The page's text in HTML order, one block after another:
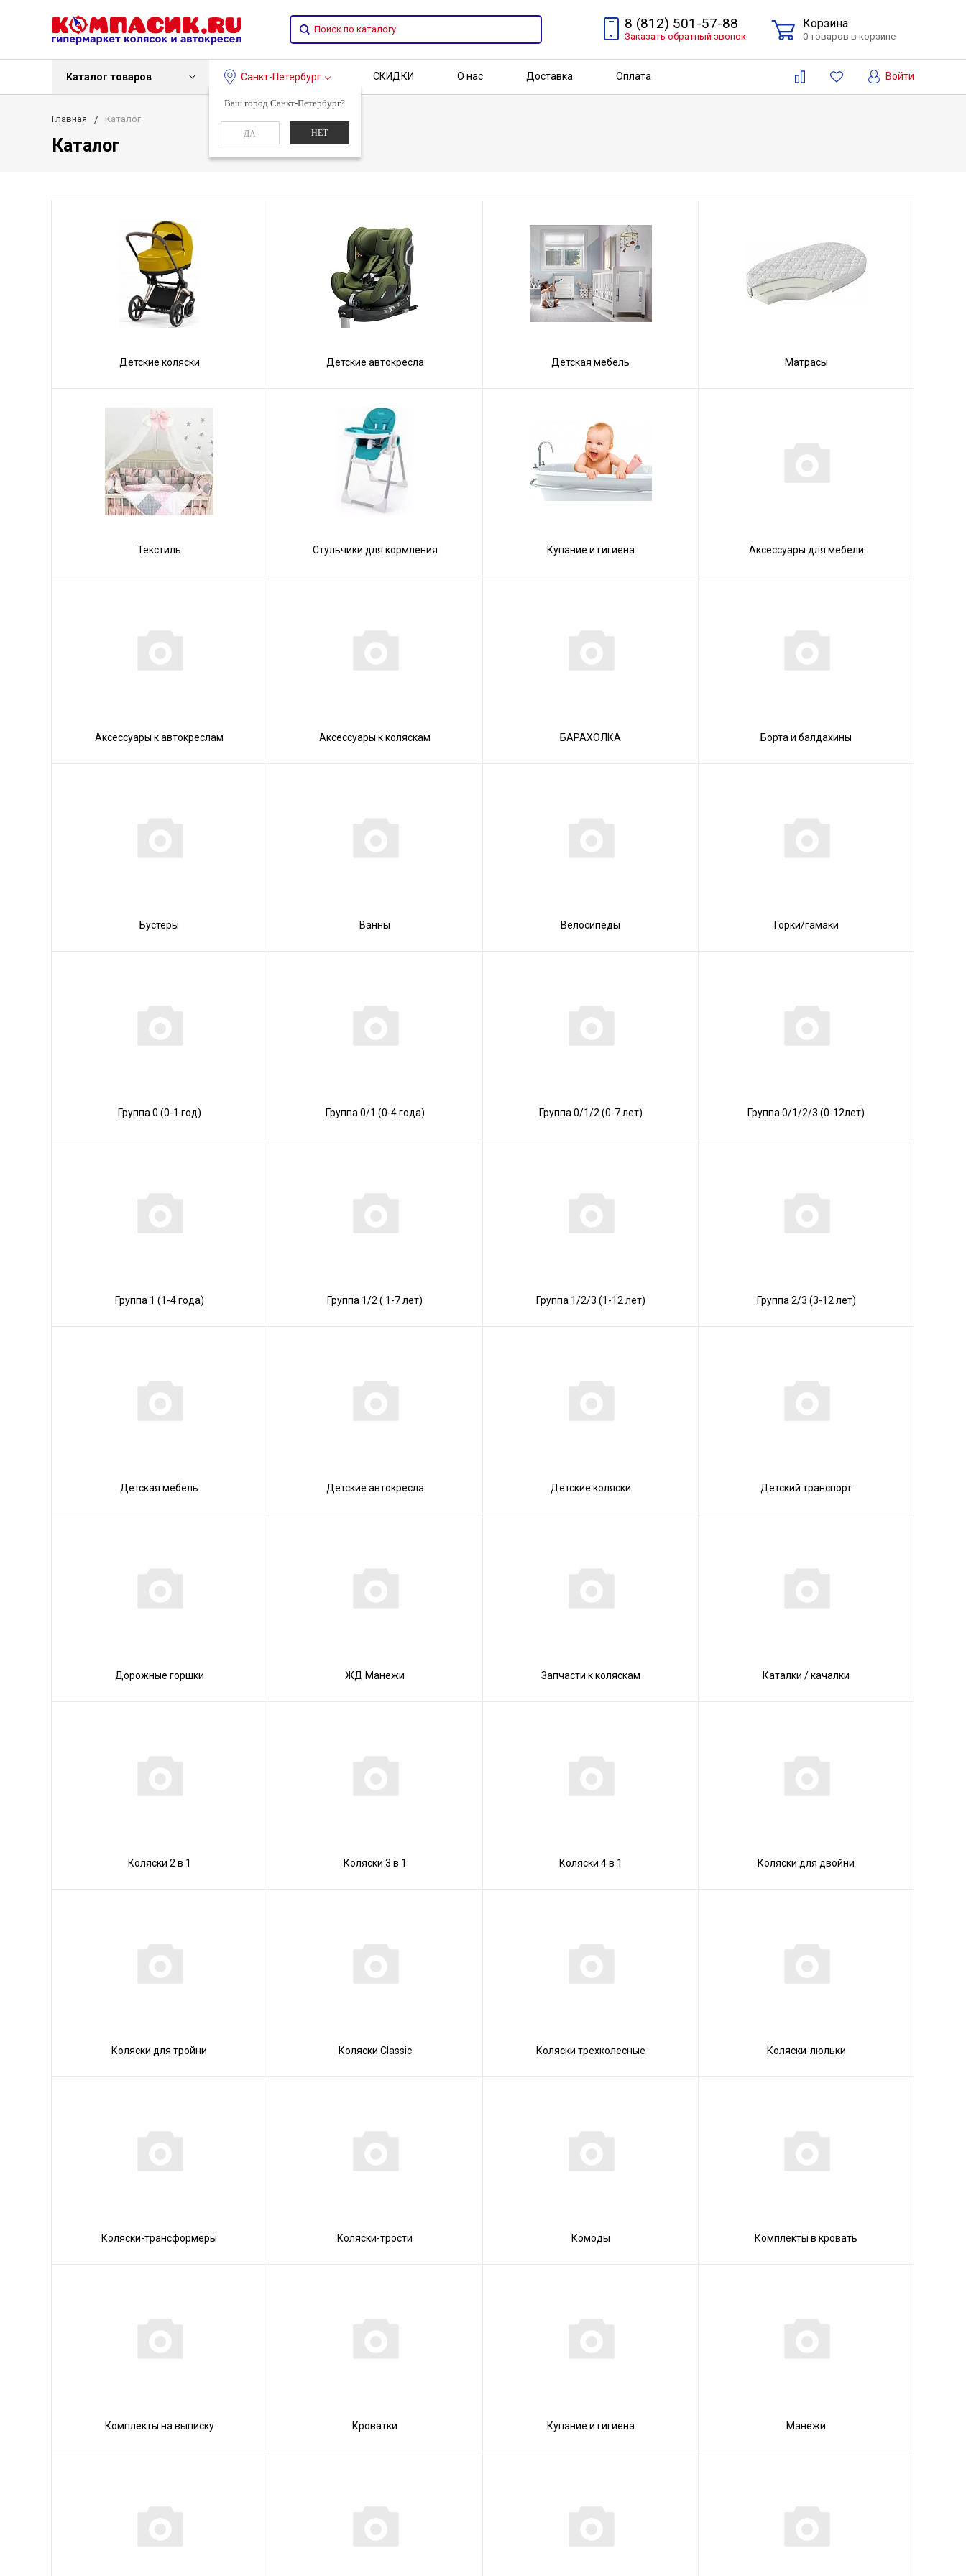
8 (812) 501-57-88
Заказать обратный звонок
Корзина
0 товаров в корзине
Каталог товаров Санкт-Петербург
Ваш город Санкт-Петербург?
ДА НЕТ
СКИДКИ О нас Доставка Оплата Войти
Главная Каталог
Каталог
Детские коляски Детские автокресла Детская мебель Матрасы
Текстиль Стульчики для кормления Купание и гигиена Аксессуары для мебели
Аксессуары к автокреслам Аксессуары к коляскам БАРАХОЛКА Борта и балдахины
Бустеры Ванны Велосипеды Горки/гамаки
Группа 0 (0-1 год) Группа 0/1 (0-4 года) Группа 0/1/2 (0-7 лет) Группа 0/1/2/3 (0-12лет)
Группа 1 (1-4 года) Группа 1/2 ( 1-7 лет) Группа 1/2/3 (1-12 лет) Группа 2/3 (3-12 лет)
Детская мебель Детские автокресла Детские коляски Детский транспорт
Дорожные горшки ЖД Манежи Запчасти к коляскам Каталки / качалки
Коляски 2 в 1 Коляски 3 в 1 Коляски 4 в 1 Коляски для двойни
Коляски для тройни Коляски Сlassic Коляски трехколесные Коляски-люльки
Коляски-трансформеры Коляски-трости Комоды Комплекты в кровать
Комплекты на выписку Кроватки Купание и гигиена Манежи